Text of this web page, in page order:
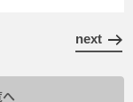
next